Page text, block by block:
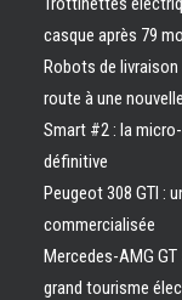
casque après 79
Robots de
route à une
Smart #2 : la
définitive
Peugeot 308 GTI :
commercialisée
Mercedes-AMG
grand tourisme